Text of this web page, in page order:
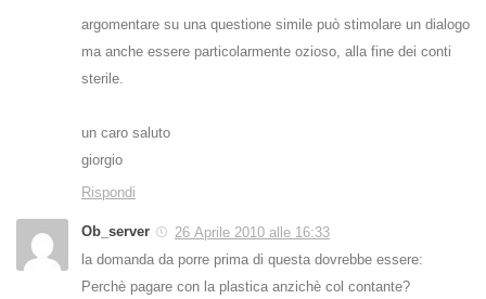
argomentare su una questione simile può stimolare un dialogo
ma anche essere particolarmente ozioso, alla fine dei conti
sterile.
un caro saluto
giorgio
Rispondi
Ob_server
26 Aprile 2010 alle 16:33
la domanda da porre prima di questa dovrebbe essere:
Perchè pagare con la plastica anzichè col contante?